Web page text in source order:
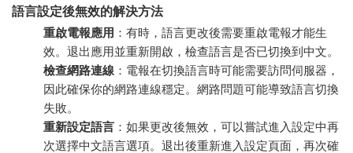
語言設定後無效的解決方法
重啟電報應用 ：有時，語言更改後需要重啟電報才能生
效。退出應用並重新開啟，檢查語言是否已切換到中文。
檢查網路連線 ：電報在切換語言時可能需要訪問伺服器，
因此確保你的網路連線穩定。網路問題可能導致語言切換
失敗。
重新設定語言 ：如果更改後無效，可以嘗試進入設定中再
次選擇中文語言選項。退出後重新進入設定頁面，再次確